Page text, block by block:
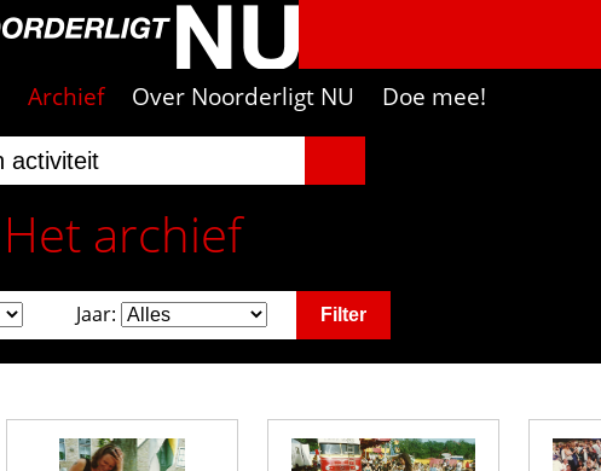
Archief Over Noorderligt NU Doe mee!
Het archief
Jaar: